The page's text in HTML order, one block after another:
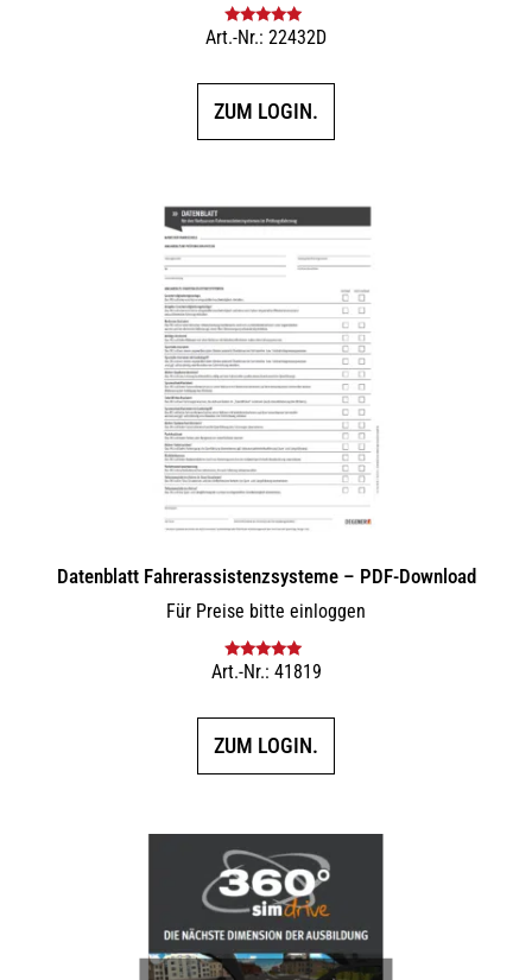
Bewertet mit
Art.-Nr.: 22432D
ZUM LOGIN.
Datenblatt Fahrerassistenzsysteme – PDF-Download
Für Preise bitte einloggen
Bewertet mit
Art.-Nr.: 41819
ZUM LOGIN.